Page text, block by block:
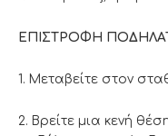
ΕΠΙΣΤΡΟΦΗ
1. Μεταβείτε στον
2. Βρείτε μια κενή